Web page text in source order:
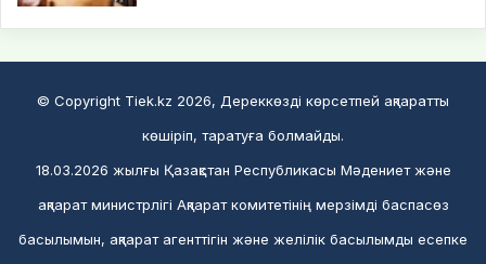
© Copyright Tiek.kz 2026, Дереккөзді көрсетпей ақпаратты
көшіріп, таратуға болмайды.
18.03.2026 жылғы Қазақстан Республикасы Мәдениет және
ақпарат министрлігі Ақпарат комитетінің мерзімді баспасөз
басылымын, ақпарат агенттігін және желілік басылымды есепке